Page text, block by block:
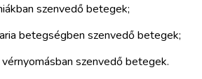
szenvedő betegek;
betegségben szenvedő betegek;
szenvedő betegek.